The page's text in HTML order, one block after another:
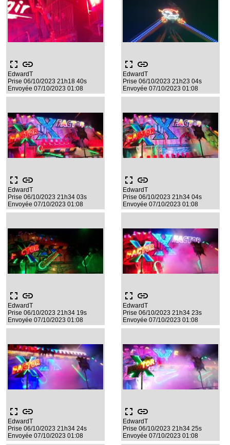
fullscreen link
EdwardT
Prise 06/10/2023 21h18 40s
Envoyée 07/10/2023 01:08
fullscreen link
EdwardT
Prise 06/10/2023 21h23 04s
Envoyée 07/10/2023 01:08
fullscreen link
EdwardT
Prise 06/10/2023 21h34 03s
Envoyée 07/10/2023 01:08
fullscreen link
EdwardT
Prise 06/10/2023 21h34 04s
Envoyée 07/10/2023 01:08
fullscreen link
EdwardT
Prise 06/10/2023 21h34 19s
Envoyée 07/10/2023 01:08
fullscreen link
EdwardT
Prise 06/10/2023 21h34 23s
Envoyée 07/10/2023 01:08
fullscreen link
EdwardT
Prise 06/10/2023 21h34 24s
Envoyée 07/10/2023 01:08
fullscreen link
EdwardT
Prise 06/10/2023 21h34 25s
Envoyée 07/10/2023 01:08